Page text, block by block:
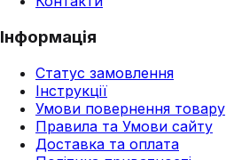
Інформація
Статус замовлення
Інструкції
Умови повернення товару
Правила та Умови сайту
Доставка та оплата